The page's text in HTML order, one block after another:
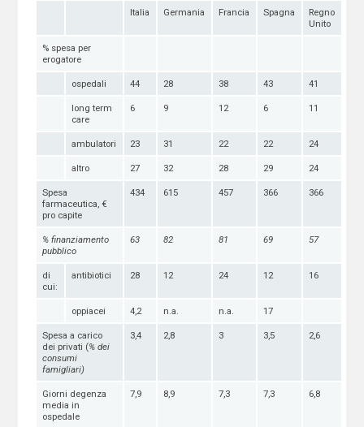
Italia Germania Francia Spagna
Regno
Unito
% spesa per
erogatore
ospedali 44 28 38 43 41
long term
care
6 9 12 6 11
ambulatori 23 31 22 22 24
altro 27 32 28 29 24
Spesa
farmaceutica, €
pro capite
434 615 457 366 366
% finanziamento
pubblico
63 82 81 69 57
di
cui:
antibiotici 28 12 24 12 16
oppiacei 4,2 n.a. n.a. 17
Spesa a carico
dei privati (% dei
consumi
famigliari)
3,4 2,8 3 3,5 2,6
Giorni degenza
media in
ospedale
7,9 8,9 7,3 7,3 6,8